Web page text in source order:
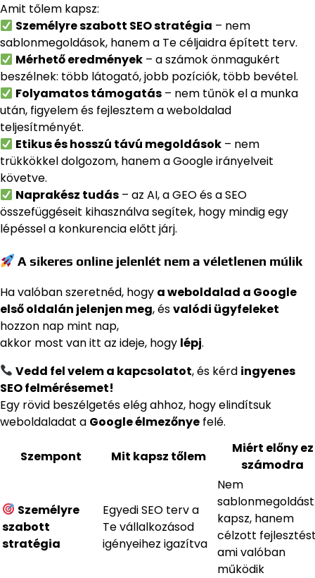
Amit tőlem kapsz:
Személyre szabott SEO stratégia – nem
sablonmegoldások, hanem a Te céljaidra épített terv.
Mérhető eredmények – a számok önmagukért
beszélnek: több látogató, jobb pozíciók, több bevétel.
Folyamatos támogatás – nem tűnök el a munka
után, figyelem és fejlesztem a weboldalad
teljesítményét.
Etikus és hosszú távú megoldások – nem
trükkökkel dolgozom, hanem a Google irányelveit
követve.
Naprakész tudás – az AI, a GEO és a SEO
összefüggéseit kihasználva segítek, hogy mindig egy
lépéssel a konkurencia előtt járj.
A sikeres online jelenlét nem a véletlenen múlik
Ha valóban szeretnéd, hogy a weboldalad a Google
első oldalán jelenjen meg, ésvalódi ügyfeleket
hozzon nap mint nap,
akkor most van itt az ideje, hogy lépj.
Vedd fel velem a kapcsolatot, és kérd ingyenes
SEO felmérésemet!
Egy rövid beszélgetés elég ahhoz, hogy elindítsuk
weboldaladat a Google élmezőnye felé.
Szempont Mit kapsz tőlem
Miért előny ez
számodra
Személyre
szabott
stratégia
Egyedi SEO terv a
Te vállalkozásod
igényeihez igazítva
Nem
sablonmegoldást
kapsz, hanem
célzott
ami valóban
működik